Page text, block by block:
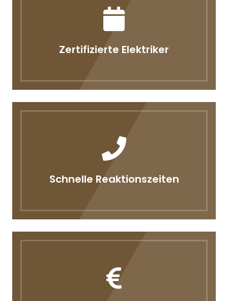
Zertifizierte Elektriker
Schnelle Reaktionszeiten